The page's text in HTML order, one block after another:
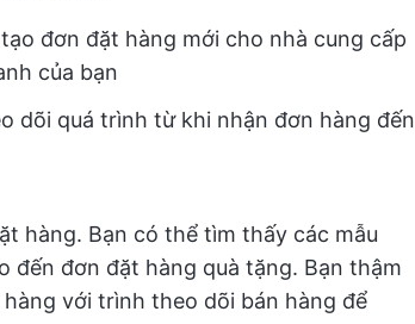
đơn đặt hàng mới cho nhà cung cấp
của bạn
dõi quá trình từ khi nhận đơn hàng đến
hàng. Bạn có thể tìm thấy các mẫu
đơn đặt hàng quà tặng. Bạn thậm
với trình theo dõi bán hàng để